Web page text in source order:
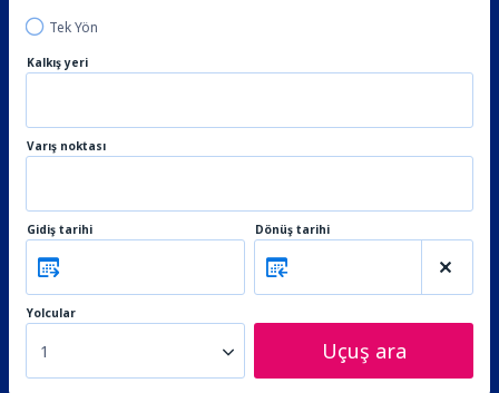
Tek Yön
Kalkış yeri
Varış noktası
Gidiş tarihi Dönüş tarihi
Yolcular
1 Uçuş ara